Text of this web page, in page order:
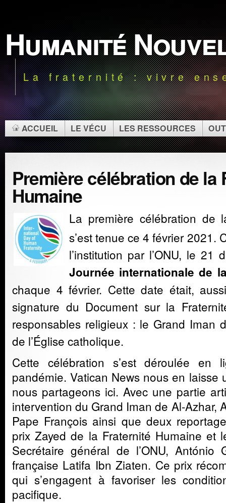
Humanité
La fraternité : vivre
ACCUEIL LE VÉCU LES RESSOURCES
Première célébration de la
Humaine
La première célébration de
s’est tenue ce 4 février 2021.
l’institution par l’ONU, le 21
Journée internationale de
chaque 4 février. Cette date était,
signature du Document sur la
responsables religieux : le Grand Iman
de l’Église catholique.
Cette célébration s’est déroulée en
pandémie. Vatican News nous en laisse
nous partageons ici. Avec une partie
intervention du Grand Iman de Al-Azhar,
Pape François ainsi que deux
prix Zayed de la Fraternité Humaine et
Secrétaire général de l’ONU, António
française Latifa Ibn Ziaten. Ce prix
qui s’engagent à favoriser les
pacifique.